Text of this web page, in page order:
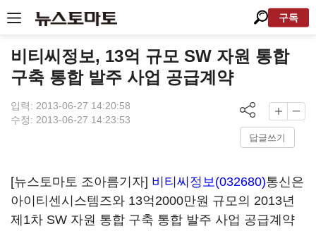
구독
비티씨정보, 13억 규모 SW 자원 통합
구축 통합 발주 사업 공급계약
입력: 2013-06-27 14:20:58
수정: 2013-06-27 14:23:53
답글쓰기
[뉴스토마토 조아름기자] 비티씨정보(032680)통신은
아이티센시스템즈와 13억2000만원 규모의 2013년
제1차 SW 자원 통합 구축 통합 발주 사업 공급계약